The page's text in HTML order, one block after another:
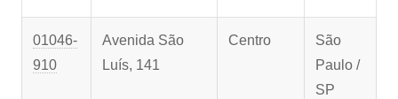
01046-
910
Avenida São
Luís, 141
Centro
São
Paulo /
SP